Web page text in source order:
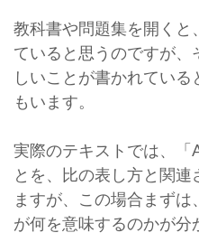
教科書や問題集を開く
ていると思うのですが
しいことが書かれてい
もいます。
実際のテキストでは、「
とを、比の表し方と関連
ますが、この場合まずは
が何を意味するのかが分